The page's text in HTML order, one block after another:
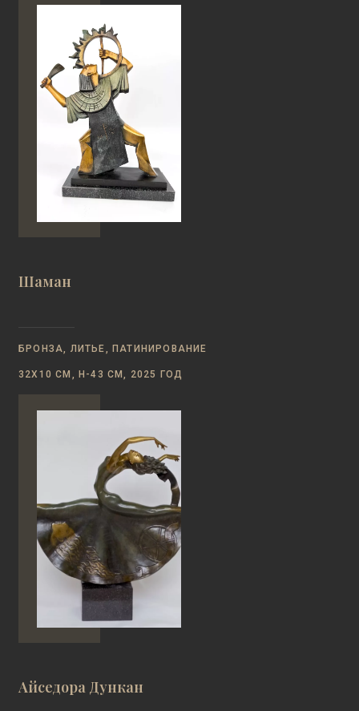
Шаман
БРОНЗА, ЛИТЬЕ, ПАТИНИРОВАНИЕ
32Х10 СМ, Н-43 СМ, 2025 ГОД
Айседора Дункан